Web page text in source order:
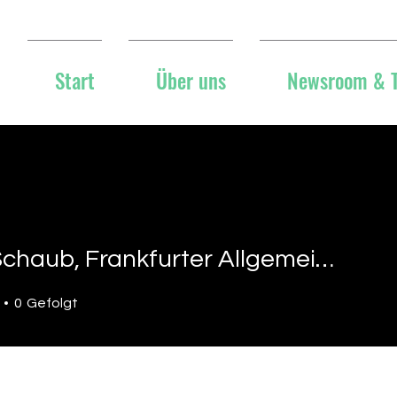
Start Über uns Newsroom &
Frankfurter Allgemeine
Jörg Schaub, Frankfurter Allgemeine Zeitung, 10.09.2023
0 Gefolgt